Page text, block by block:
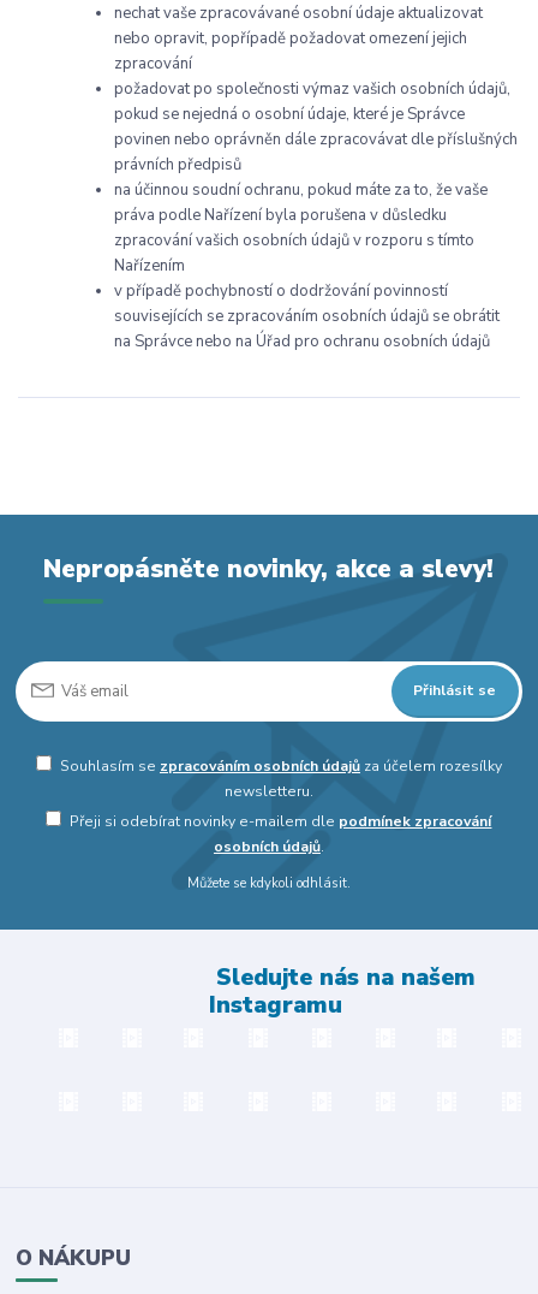
nechat vaše zpracovávané osobní údaje aktualizovat
nebo opravit, popřípadě požadovat omezení jejich
zpracování
požadovat po společnosti výmaz vašich osobních údajů,
pokud se nejedná o osobní údaje, které je Správce
povinen nebo oprávněn dále zpracovávat dle příslušných
právních předpisů
na účinnou soudní ochranu, pokud máte za to, že vaše
práva podle Nařízení byla porušena v důsledku
zpracování vašich osobních údajů v rozporu s tímto
Nařízením
v případě pochybností o dodržování povinností
souvisejících se zpracováním osobních údajů se obrátit
na Správce nebo na Úřad pro ochranu osobních údajů
Nepropásněte novinky, akce a slevy!
Přihlásit se
Souhlasím se zpracováním osobních údajůza účelem rozesílky
newsletteru.
Přeji si odebírat novinky e-mailem dle podmínek zpracování
osobních údajů.
Můžete se kdykoli odhlásit.
Sledujte nás na našem
Instagramu
O NÁKUPU